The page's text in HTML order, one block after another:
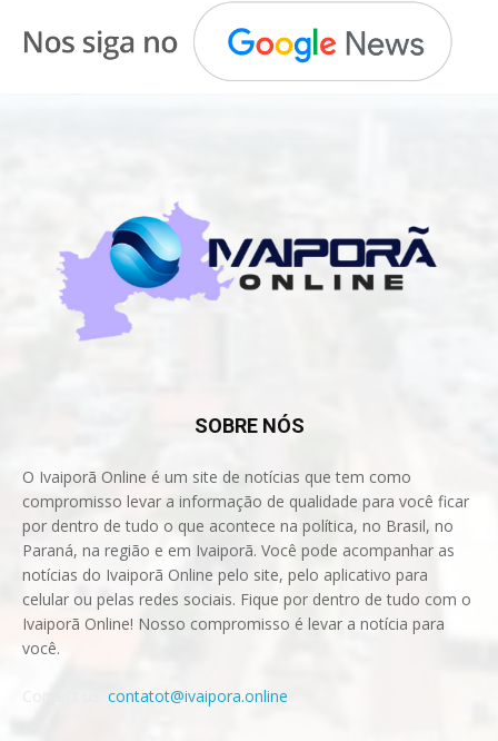
SOBRE NÓS
O Ivaiporã Online é um site de notícias que tem como
compromisso levar a informação de qualidade para você ficar
por dentro de tudo o que acontece na política, no Brasil, no
Paraná, na região e em Ivaiporã. Você pode acompanhar as
notícias do Ivaiporã Online pelo site, pelo aplicativo para
celular ou pelas redes sociais. Fique por dentro de tudo com o
Ivaiporã Online! Nosso compromisso é levar a notícia para
você.
contatot@ivaipora.online